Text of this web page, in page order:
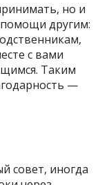
но и
помощи другим:
с вами
Таким
—
совет, иногда